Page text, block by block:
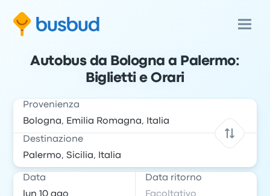
Autobus da Bologna a Palermo:
Biglietti e Orari
Provenienza
Destinazione
Data Data ritorno